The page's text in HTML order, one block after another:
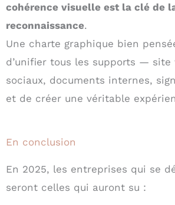
cohérence visuelle est la clé de
reconnaissance.
Une charte graphique bien
d’unifier tous les supports — site
sociaux, documents internes,
et de créer une véritable
En conclusion
En 2025, les entreprises qui se
seront celles qui auront su :